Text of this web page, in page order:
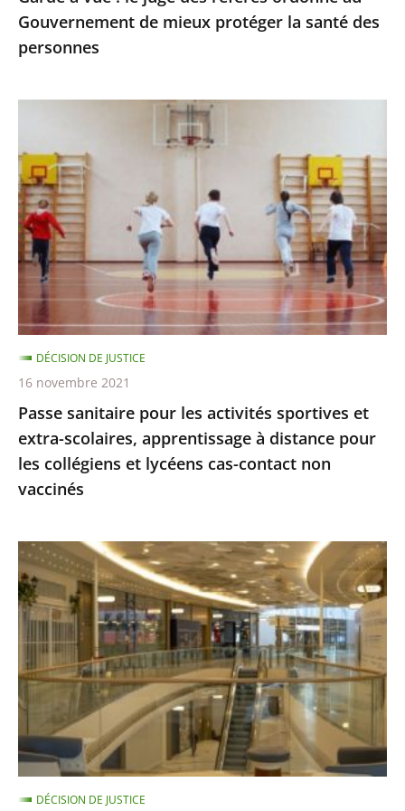
protéger
la
des
Gouvernement de mieux protéger la santé des
personnes
pour
les
activités
sportives
et
extra-
scolaires,
apprentissage
à
distance
pour
les
collégiens
et
cas-
contact
non
vaccinés
Passe sanitaire pour les activités sportives et
extra-scolaires, apprentissage à distance pour
les collégiens et lycéens cas-contact non
vaccinés
DÉCISION DE JUSTICE
16 novembre 2021
Centres
commerciaux
des
Alpes-
Maritimes
:
le
Conseil
d'État
ne
suspend
DÉCISION DE JUSTICE